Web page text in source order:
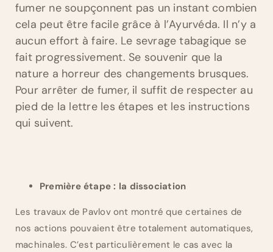
fumer ne soupçonnent pas un instant combien
cela peut être facile grâce à l’Ayurvéda. Il n’y a
aucun effort à faire. Le sevrage tabagique se
fait progressivement. Se souvenir que la
nature a horreur des changements brusques.
Pour arrêter de fumer, il suffit de respecter au
pied de la lettre les étapes et les instructions
qui suivent.
Première étape : la dissociation
Les travaux de Pavlov ont montré que certaines de
nos actions pouvaient être totalement automatiques,
machinales. C’est particulièrement le cas avec la